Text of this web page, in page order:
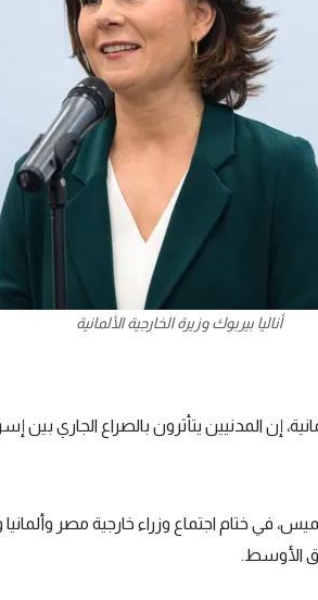
أناليا بيربوك وزيرة الخارجية الألمانية
إن المدنيين يتأثرون بالصراع الجاري
في ختام اجتماع وزراء خارجية مصر
الأوسط.